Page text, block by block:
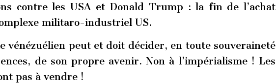
contre les USA et Donald Trump : la fin de l’achat
militaro-industriel US.
vénézuélien peut et doit décider, en toute souveraineté
de son propre avenir. Non à l’impérialisme ! Les
pas à vendre !